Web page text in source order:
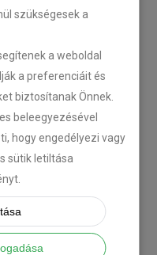
szükségesek a
a weboldal
a preferenciáit és
biztosítanak Önnek.
beleegyezésével
hogy engedélyezi vagy
sütik letiltása